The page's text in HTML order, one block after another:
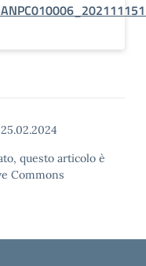
25.02.2024
questo articolo è
Commons